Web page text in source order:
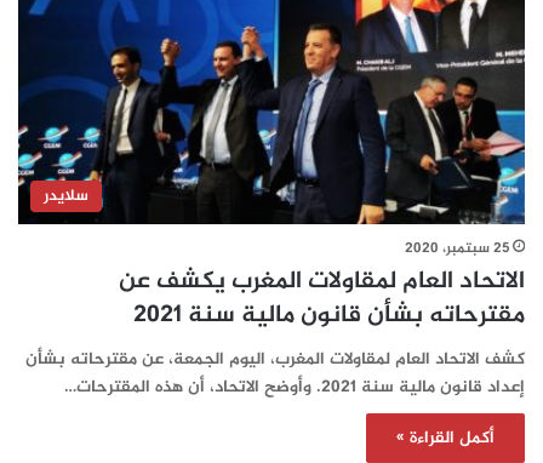
سلايدر
25 سبتمبر، 2020
الاتحاد العام لمقاولات المغرب يكشف عن
مقترحاته بشأن قانون مالية سنة 2021
كشف الاتحاد العام لمقاولات المغرب، اليوم الجمعة، عن مقترحاته بشأن
إعداد قانون مالية سنة 2021. وأوضح الاتحاد، أن هذه المقترحات…
أكمل القراءة »